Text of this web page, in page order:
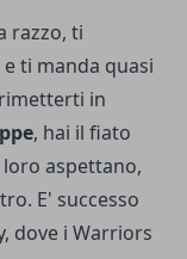
razzo, ti
ti manda quasi
in
, hai il fiato
aspettano,
E' successo
dove i Warriors